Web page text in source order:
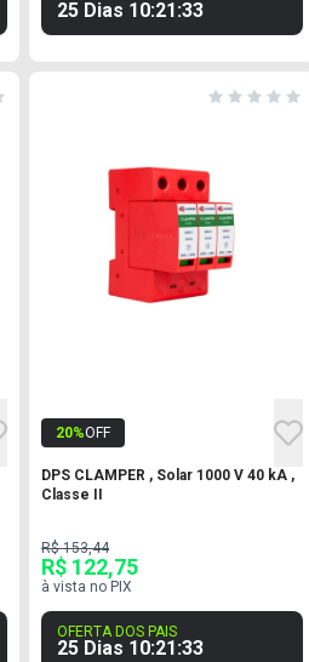
25 Dias 10:21 :32
20%OFF
DPS CLAMPER , Solar 1000 V 40 kA ,
Classe II
R$ 153,44
R$ 122,75
à vista no PIX
OFERTA DOS PAIS
25 Dias 10:21 :32